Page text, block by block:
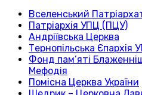
Вселенський
Патріархія УПЦ (ПЦУ)
Андріївська Церква
Тернопільська Єпархія
Фонд пам’яті
Мефодія
Помісна Церква України